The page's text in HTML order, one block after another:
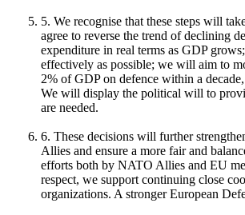
5. We recognise that these steps will
agree to reverse the trend of declining
expenditure in real terms as GDP
effectively as possible; we will aim to
2% of GDP on defence within a
We will display the political will to
are needed.
6. These decisions will further
Allies and ensure a more fair and
efforts both by NATO Allies and EU
respect, we support continuing close
organizations. A stronger European